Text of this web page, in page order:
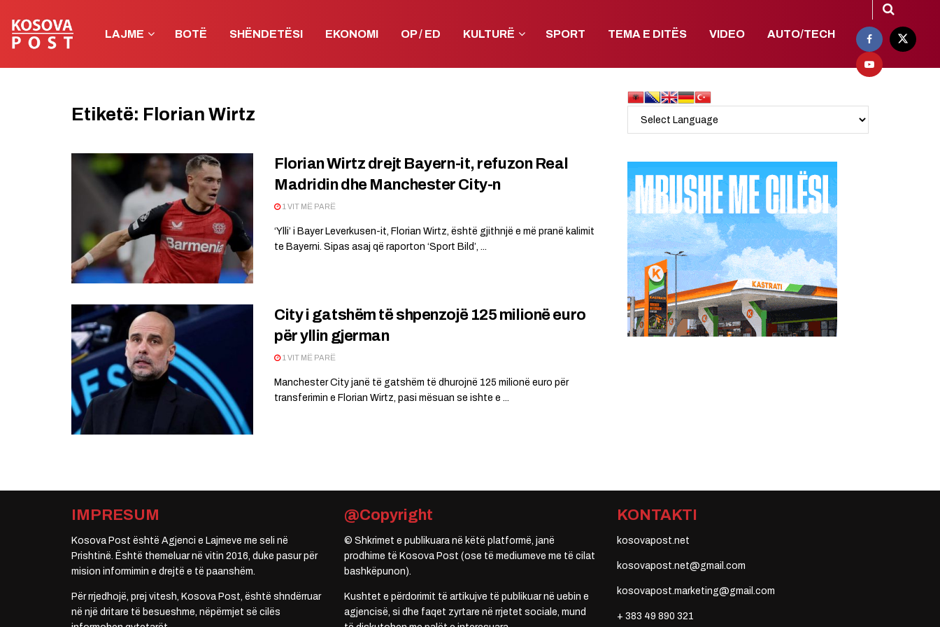
LAJME BOTË SHËNDETËSI EKONOMI OP / ED KULTURË SPORT TEMA E DITËS VIDEO AUTO/TECH
Etiketë: Florian Wirtz
Florian Wirtz drejt Bayern-it, refuzon Real
Madridin dhe Manchester City-n
1 VIT MË PARË
‘Ylli’ i Bayer Leverkusen-it, Florian Wirtz, është gjithnjë e më pranë kalimit
te Bayerni. Sipas asaj që raporton ‘Sport Bild’, ...
City i gatshëm të shpenzojë 125 milionë euro
për yllin gjerman
1 VIT MË PARË
Manchester City janë të gatshëm të dhurojnë 125 milionë euro për
transferimin e Florian Wirtz, pasi mësuan se ishte e ...
IMPRESUM
Kosova Post është Agjenci e Lajmeve me seli në
Prishtinë. Është themeluar në vitin 2016, duke pasur për
mision informimin e drejtë e të paanshëm.
Për rrjedhojë, prej vitesh, Kosova Post, është shndërruar
në një dritare të besueshme, nëpërmjet së cilës
@Copyright
© Shkrimet e publikuara në këtë platformë, janë
prodhime të Kosova Post (ose të mediumeve me të cilat
bashkëpunon).
Kushtet e përdorimit të artikujve të publikuar në uebin e
agjencisë, si dhe faqet zyrtare në rrjetet sociale, mund
KONTAKTI
kosovapost.net
kosovapost.net@gmail.com
kosovapost.marketing@gmail.com
+ 383 49 890 321